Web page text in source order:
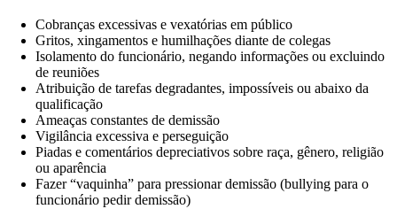
Cobranças excessivas e vexatórias em público
Gritos, xingamentos e humilhações diante de colegas
Isolamento do funcionário, negando informações ou excluindo
de reuniões
Atribuição de tarefas degradantes, impossíveis ou abaixo da
qualificação
Ameaças constantes de demissão
Vigilância excessiva e perseguição
Piadas e comentários depreciativos sobre raça, gênero, religião
ou aparência
Fazer “vaquinha” para pressionar demissão (bullying para o
funcionário pedir demissão)